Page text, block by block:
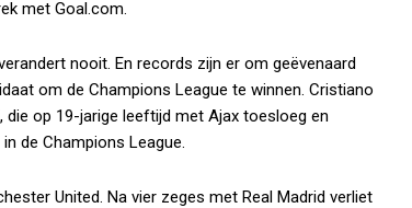
met Goal.com.
nooit. En records zijn er om geëvenaard
om de Champions League te winnen. Cristiano
op 19-jarige leeftijd met Ajax toesloeg en
de Champions League.
United. Na vier zeges met Real Madrid verliet